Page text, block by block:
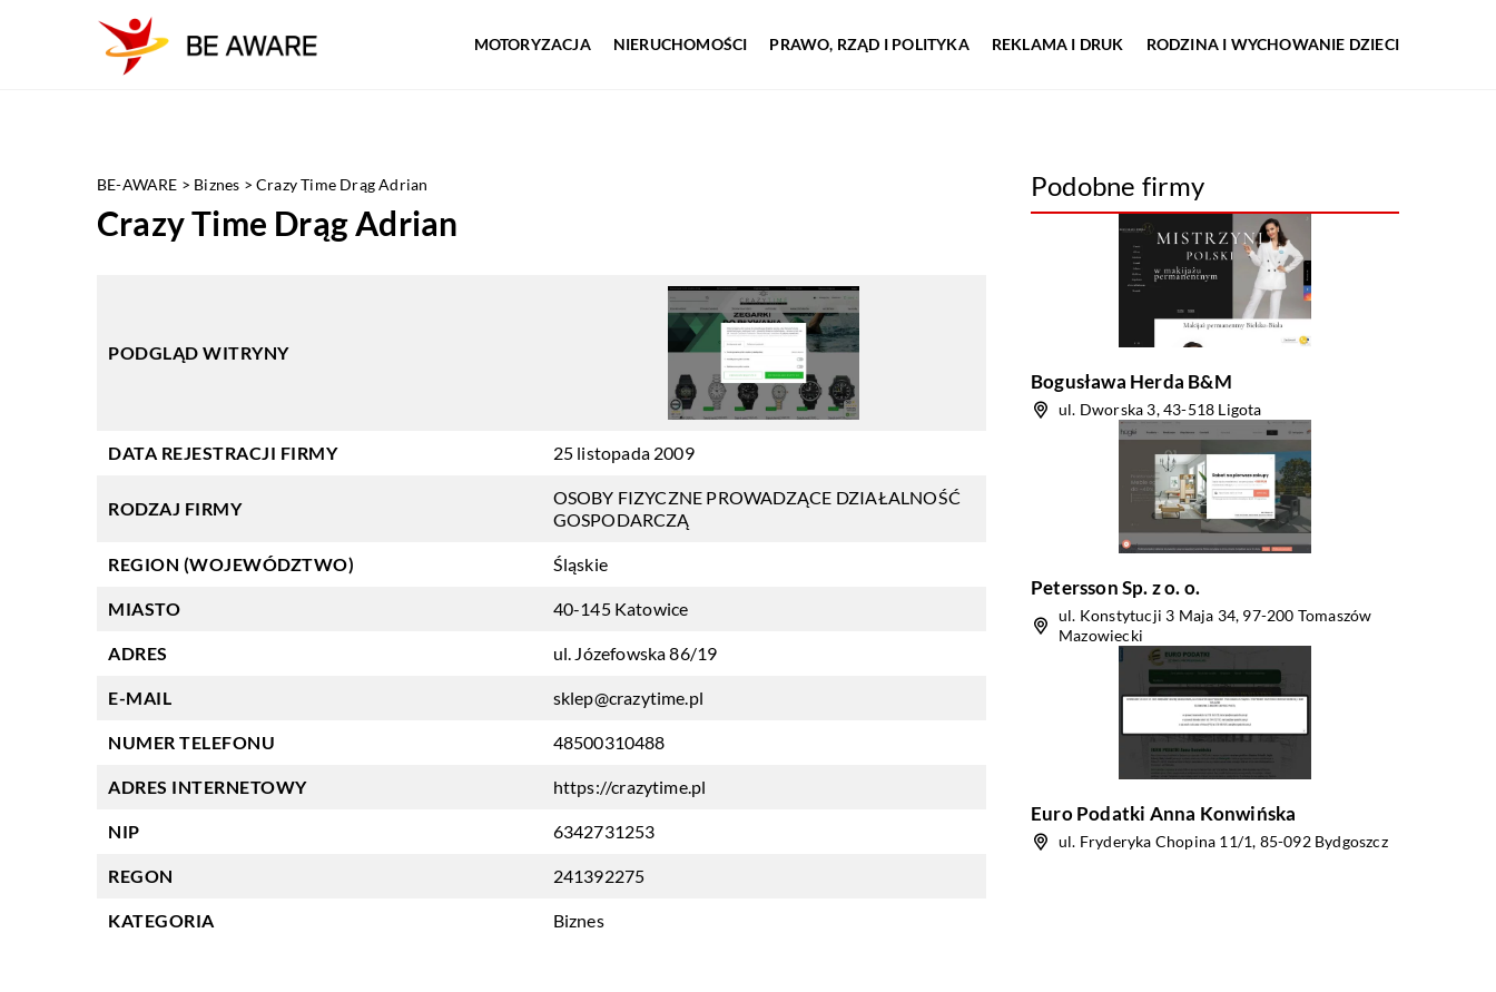
MOTORYZACJA NIERUCHOMOŚCI PRAWO, RZĄD I POLITYKA REKLAMA I DRUK RODZINA I WYCHOWANIE DZIECI
BE-AWARE > Biznes >Crazy Time Drąg Adrian
Crazy Time Drąg Adrian
PODGLĄD WITRYNY
DATA REJESTRACJI FIRMY 25 listopada 2009
RODZAJ FIRMY
OSOBY FIZYCZNE PROWADZĄCE DZIAŁALNOŚĆ
GOSPODARCZĄ
REGION (WOJEWÓDZTWO) Śląskie
MIASTO 40-145 Katowice
ADRES ul. Józefowska 86/19
E-MAIL sklep@crazytime.pl
NUMER TELEFONU 48500310488
ADRES INTERNETOWY https://crazytime.pl
NIP 6342731253
REGON 241392275
KATEGORIA Biznes
Podobne firmy
Bogusława Herda B&M
ul. Dworska 3, 43-518 Ligota
Petersson Sp. z o. o.
ul. Konstytucji 3 Maja 34, 97-200 Tomaszów
Mazowiecki
Euro Podatki Anna Konwińska
ul. Fryderyka Chopina 11/1, 85-092 Bydgoszcz